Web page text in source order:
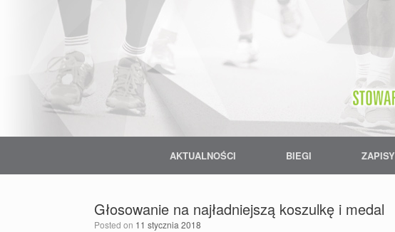
AKTUALNOŚCI BIEGI ZAPISY
Głosowanie na najładniejszą koszulkę i medal
Posted on 11 stycznia 2018